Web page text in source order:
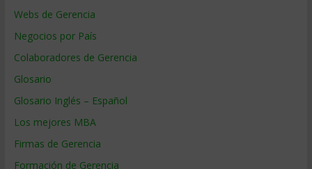
Webs de Gerencia
Negocios por País
Colaboradores de Gerencia
Glosario
Glosario Inglés – Español
Los mejores MBA
Firmas de Gerencia
Formación de Gerencia